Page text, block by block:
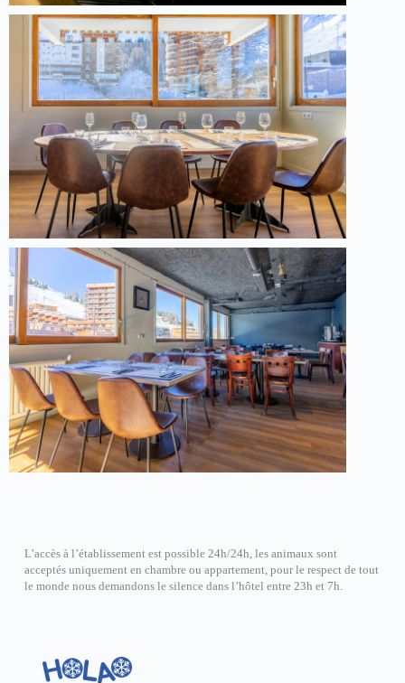
L’accès à l’établissement est possible 24h/24h, les animaux sont
acceptés uniquement en chambre ou appartement, pour le respect de tout
le monde nous demandons le silence dans l’hôtel entre 23h et 7h.